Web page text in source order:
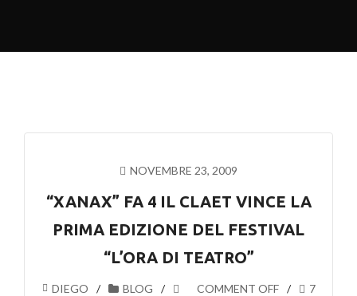
NOVEMBRE 23, 2009
“XANAX” FA 4 IL CLAET VINCE LA
PRIMA EDIZIONE DEL FESTIVAL
“L’ORA DI TEATRO”
DIEGO BLOG COMMENT OFF 7